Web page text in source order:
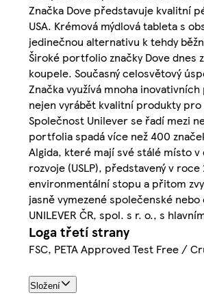
Značka Dove představuje kvalitní
USA. Krémová mýdlová tableta s
jedinečnou alternativu k tehdy
Široké portfolio značky Dove
koupele. Současný celosvětový
Značka využívá mnoha
nejen vyrábět kvalitní produkty
Společnost Unilever se řadí mezi
portfolia spadá více než 400
Algida, které mají své stálé místo
rozvoje (USLP), představený v
environmentální stopu a přitom
jasně vymezené společenské
UNILEVER ČR, spol. s r. o., s
Loga třetí strany
FSC, PETA Approved Test Free /
Složení